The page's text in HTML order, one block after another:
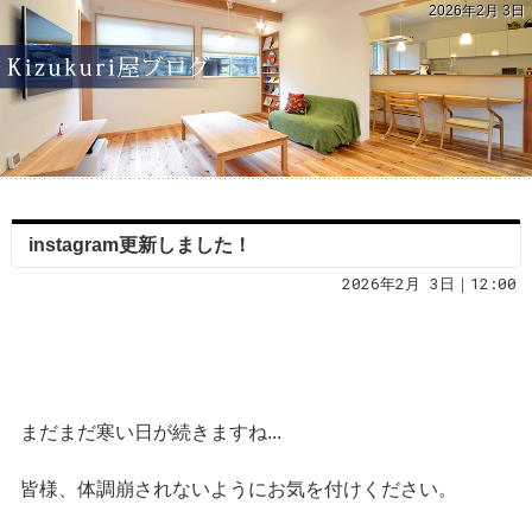
2026年2月 3日
instagram更新しました！
2026年2月 3日｜12:00
まだまだ寒い日が続きますね...
皆様、体調崩されないようにお気を付けください。